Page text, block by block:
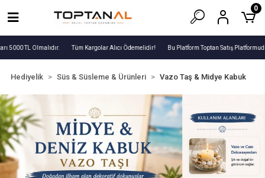
5000 TL Olmalıdır. Tüm Kargolar Alıcı Ödemelidir! Bu Platform Toptan Satış
0
Hediyelik Süs & Süsleme & Ürünleri Vazo Taş & Midye Kabuk